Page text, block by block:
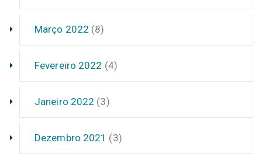
Março 2022 (8)
Fevereiro 2022 (4)
Janeiro 2022 (3)
Dezembro 2021 (3)